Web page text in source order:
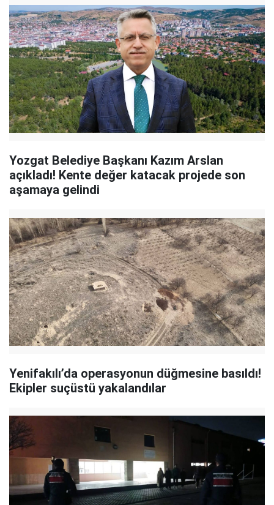
Yozgat Belediye Başkanı Kazım Arslan
açıkladı! Kente değer katacak projede son
aşamaya gelindi
Yenifakılı’da operasyonun düğmesine basıldı!
Ekipler suçüstü yakalandılar